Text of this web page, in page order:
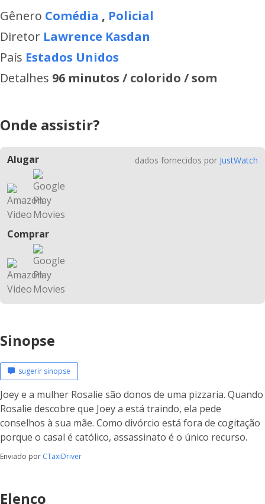
Gênero Comédia , Policial
Diretor Lawrence Kasdan
País Estados Unidos
Detalhes 96 minutos / colorido / som
Onde assistir?
Alugar
Comprar
dados fornecidos por JustWatch
Sinopse
sugerir sinopse
Joey e a mulher Rosalie são donos de uma pizzaria. Quando
Rosalie descobre que Joey a está traindo, ela pede
conselhos à sua mãe. Como divórcio está fora de cogitação
porque o casal é católico, assassinato é o único recurso.
Enviado por CTaxiDriver
Elenco